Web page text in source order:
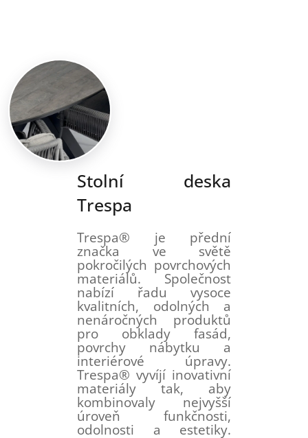
Stolní deska
Trespa
Trespa® je přední
značka ve světě
pokročilých povrchových
materiálů. Společnost
nabízí řadu vysoce
kvalitních, odolných a
nenáročných produktů
pro obklady fasád,
povrchy nábytku a
interiérové ​​úpravy.
Trespa® vyvíjí inovativní
materiály tak, aby
kombinovaly nejvyšší
úroveň funkčnosti,
odolnosti a estetiky.